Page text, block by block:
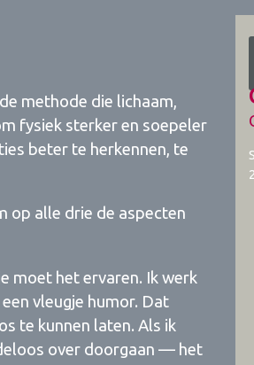
methode die lichaam,
fysiek sterker en soepeler
beter te herkennen, te
op alle drie de aspecten
moet het ervaren. Ik werk
vleugje humor. Dat
te kunnen laten. Als ik
over doorgaan — het